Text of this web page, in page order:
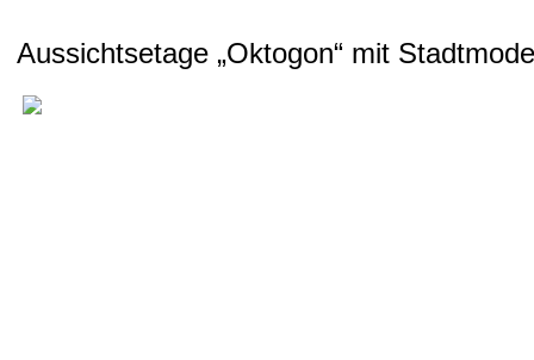
Aussichtsetage „Oktogon“ mit